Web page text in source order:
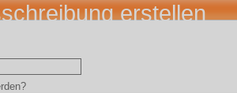
erstellen